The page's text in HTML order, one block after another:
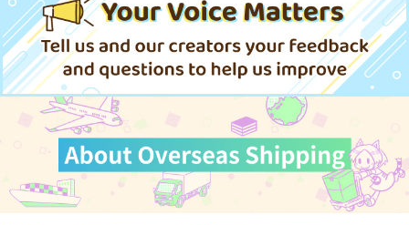
パラダイム・シフト
2,287円（税込）
へし燭的美食道楽記
11
Gardenia
1,144円（税込）
Quel genre de relatio
n? ードウイウカンケ
イナノ？＾
Not it that matters!
1,320円（税込）
専売 787 （税込）
刀剣乱舞
燭台切光忠×女審神者
サンプル
カート
専売 629円（税込）
大倶利伽羅×燭台切光忠
専売 787円（税込）
刀剣乱舞
三日月宗近×女審神者
サンプル